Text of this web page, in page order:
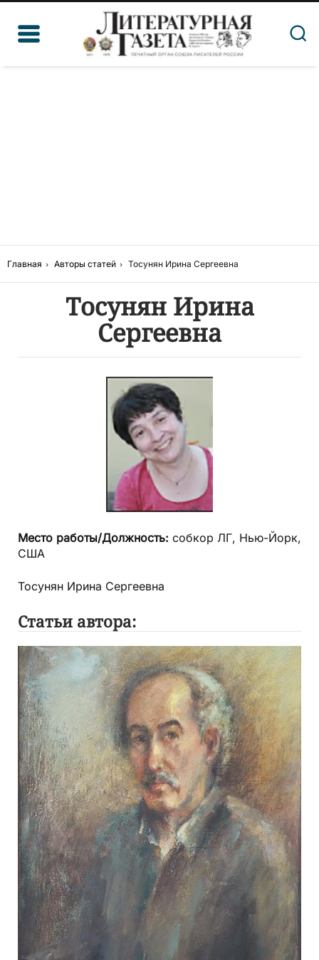
Главная Авторы статей Тосунян Ирина Сергеевна
Тосунян Ирина
Сергеевна
Место работы/Должность: собкор ЛГ, Нью-Йорк,
США
Тосунян Ирина Сергеевна
Статьи автора: